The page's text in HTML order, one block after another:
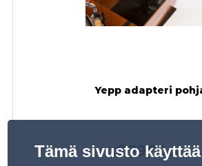
Yepp adapteri
€ 29,00 sis. alv
Tämä sivusto